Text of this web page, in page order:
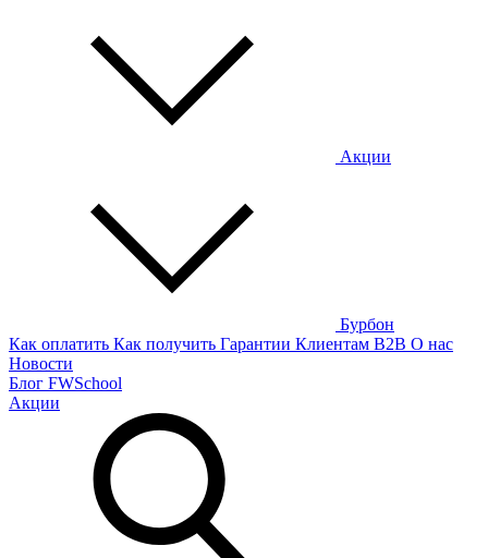
Акции
Бурбон
Как оплатить Как получить Гарантии Клиентам B2B О нас
Новости
Блог FWSchool
Акции